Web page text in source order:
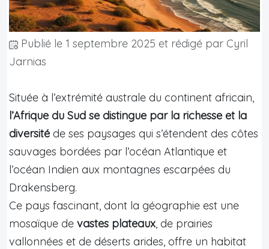
Publié le 1 septembre 2025 et rédigé par Cyril
Jarnias
Située à l’extrémité australe du continent africain,
l’Afrique du Sud se distingue par la richesse et la
diversité de ses paysages qui s’étendent des côtes
sauvages bordées par l’océan Atlantique et
l’océan Indien aux montagnes escarpées du
Drakensberg.
Ce pays fascinant, dont la géographie est une
mosaïque de vastes plateaux, de prairies
vallonnées et de déserts arides, offre un habitat